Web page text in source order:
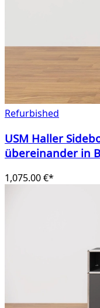
Refurbished
USM Haller
übereinander in
1,075.00 €*